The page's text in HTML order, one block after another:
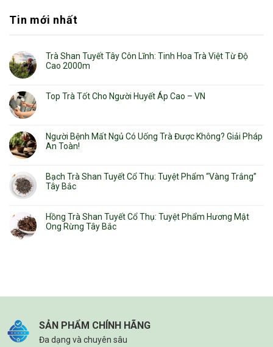
Tin mới nhất
Trà Shan Tuyết Tây Côn Lĩnh: Tinh Hoa Trà Việt Từ Độ
Cao 2000m
Top Trà Tốt Cho Người Huyết Áp Cao – VN
Người Bệnh Mất Ngủ Có Uống Trà Được Không? Giải Pháp
An Toàn!
Bạch Trà Shan Tuyết Cổ Thụ: Tuyệt Phẩm “Vàng Trắng”
Tây Bắc
Hồng Trà Shan Tuyết Cổ Thụ: Tuyệt Phẩm Hương Mật
Ong Rừng Tây Bắc
SẢN PHẨM CHÍNH HÃNG
Đa dạng và chuyên sâu